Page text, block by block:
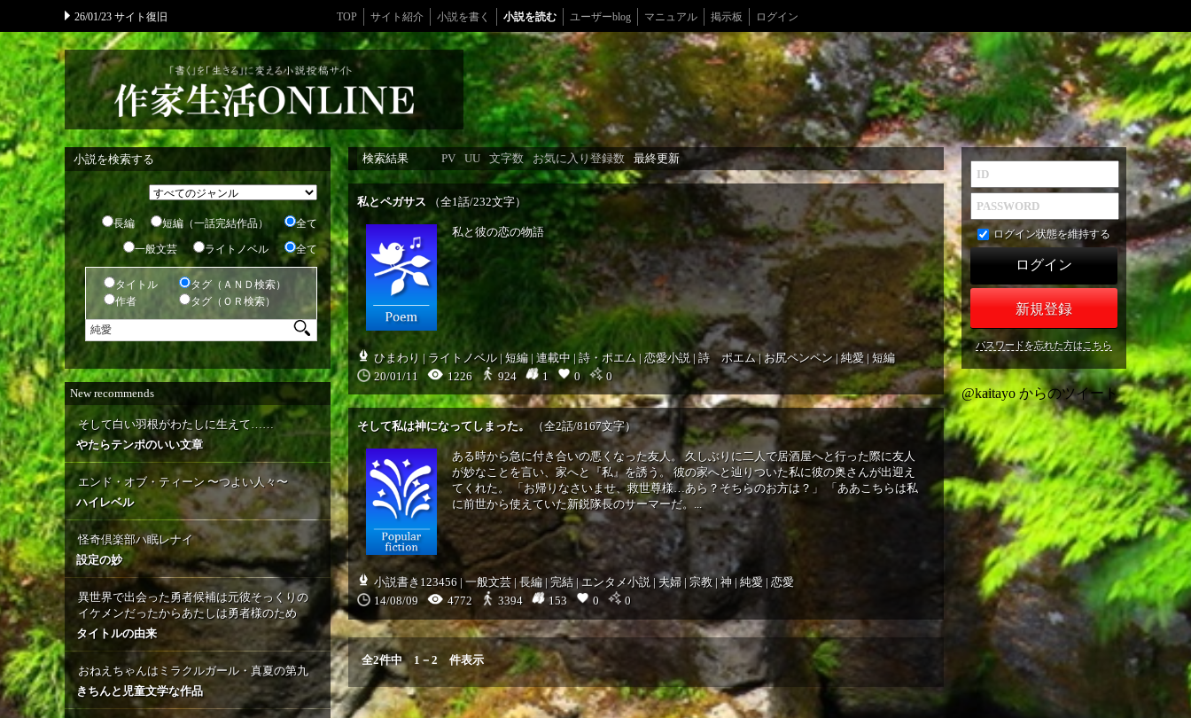
26/01/23 サイト復旧 TOP サイト紹介 小説を書く 小説を読む ユーザーblog マニュアル 掲示板 ログイン
小説を検索する
長編 短編（一話完結作品） 全て
一般文芸 ライトノベル 全て
タイトル
タグ（ＡＮＤ検索）
作者
タグ（ＯＲ検索）
New recommends
そして白い羽根がわたしに生えて……
やたらテンポのいい文章
エンド・オブ・ティーン 〜つよい人々〜
ハイレベル
怪奇倶楽部ハ眠レナイ
設定の妙
異世界で出会った勇者候補は元彼そっくりの
イケメンだったからあたしは勇者様のため
タイトルの由来
おねえちゃんはミラクルガール・真夏の第九
きちんと児童文学な作品
検索結果 PV UU 文字数 お気に入り登録数 最終更新
私とペガサス （全1話/232文字）
私と彼の恋の物語
ひまわり | ライトノベル |短編 | 連載中 | 詩・ポエム | 恋愛小説| 詩 ポエム|お尻ペンペン| 純愛 | 短編
20/01/11
1226 924 1 0 0
そして私は神になってしまった。 （全2話/8167文字）
ある時から急に付き合いの悪くなった友人。 久しぶりに二人で居酒屋へと行った際に友人
が妙なことを言い、家へと『私』を誘う。 彼の家へと辿りついた私に彼の奥さんが出迎え
てくれた。 「お帰りなさいませ、救世尊様…あら？そちらのお方は？」 「ああこちらは私
に前世から使えていた新鋭隊長のサーマーだ。...
小説書き123456 |一般文芸|長編 | 完結 |エンタメ小説 |夫婦 | 宗教|神 | 純愛 | 恋愛
14/08/09
4772 3394 153 0 0
全2件中 1 － 2 件表示
ログイン状態を維持する
新規登録
パスワードを忘れた方はこちら
@kaitayo からのツイート